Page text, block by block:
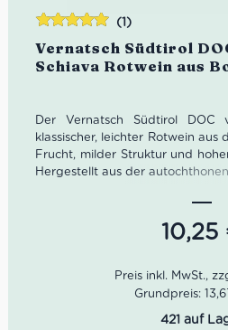
Vernatsch Südtirol
Schiava Rotwein aus
(1)
Der Vernatsch Südtirol
klassischer, leichter Rotwein
Frucht, milder Struktur und
Hergestellt aus der
eleganter Südtiroler
unkomplizierten Genuss und die
10,25
mit5.00von
5
Grundpreis:
421 auf